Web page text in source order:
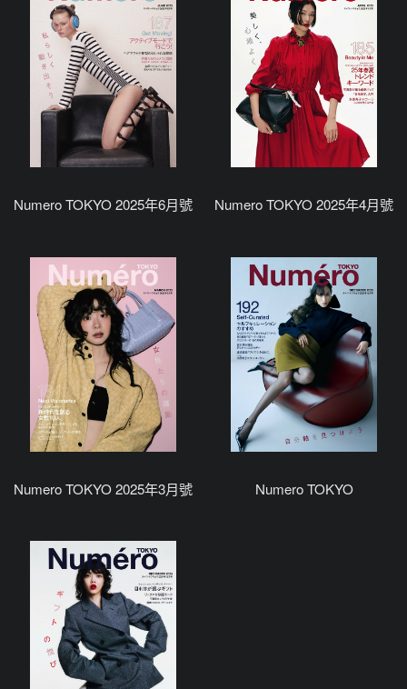
Numero TOKYO 2025年6月號 Numero TOKYO 2025年4月號
Numero TOKYO 2025年3月號 Numero TOKYO